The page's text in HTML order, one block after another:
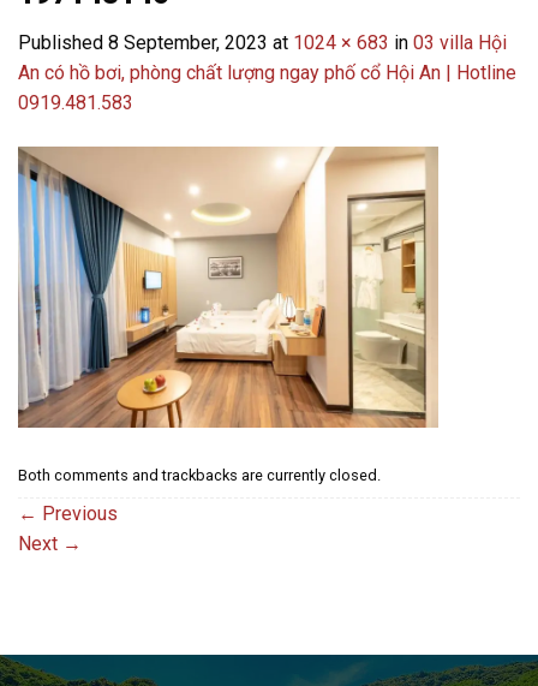
Published 8 September, 2023 at 1024 × 683 in 03 villa Hội
An có hồ bơi, phòng chất lượng ngay phố cổ Hội An | Hotline
0919.481.583
Both comments and trackbacks are currently closed.
← Previous
Next →